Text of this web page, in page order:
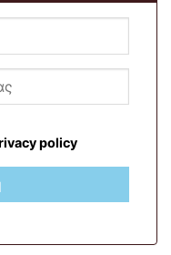
policy